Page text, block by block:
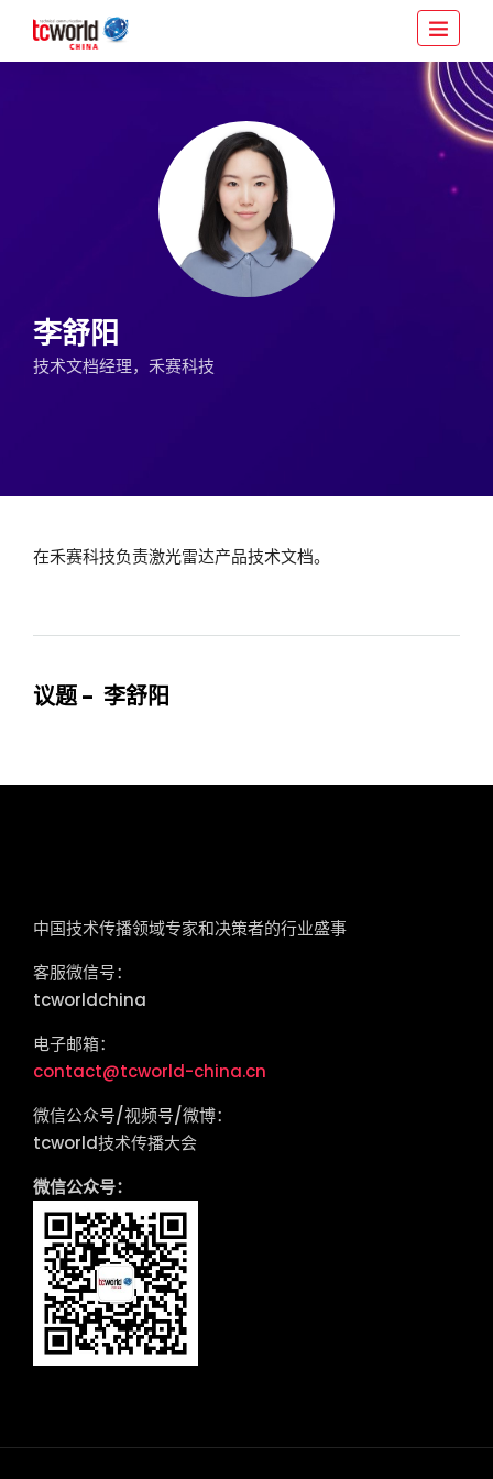
李舒阳
技术文档经理，禾赛科技
在禾赛科技负责激光雷达产品技术文档。
议题 - 李舒阳
中国技术传播领域专家和决策者的行业盛事
客服微信号：
tcworldchina
电子邮箱：
contact@tcworld-china.cn
微信公众号/视频号/微博：
tcworld技术传播大会
微信公众号：